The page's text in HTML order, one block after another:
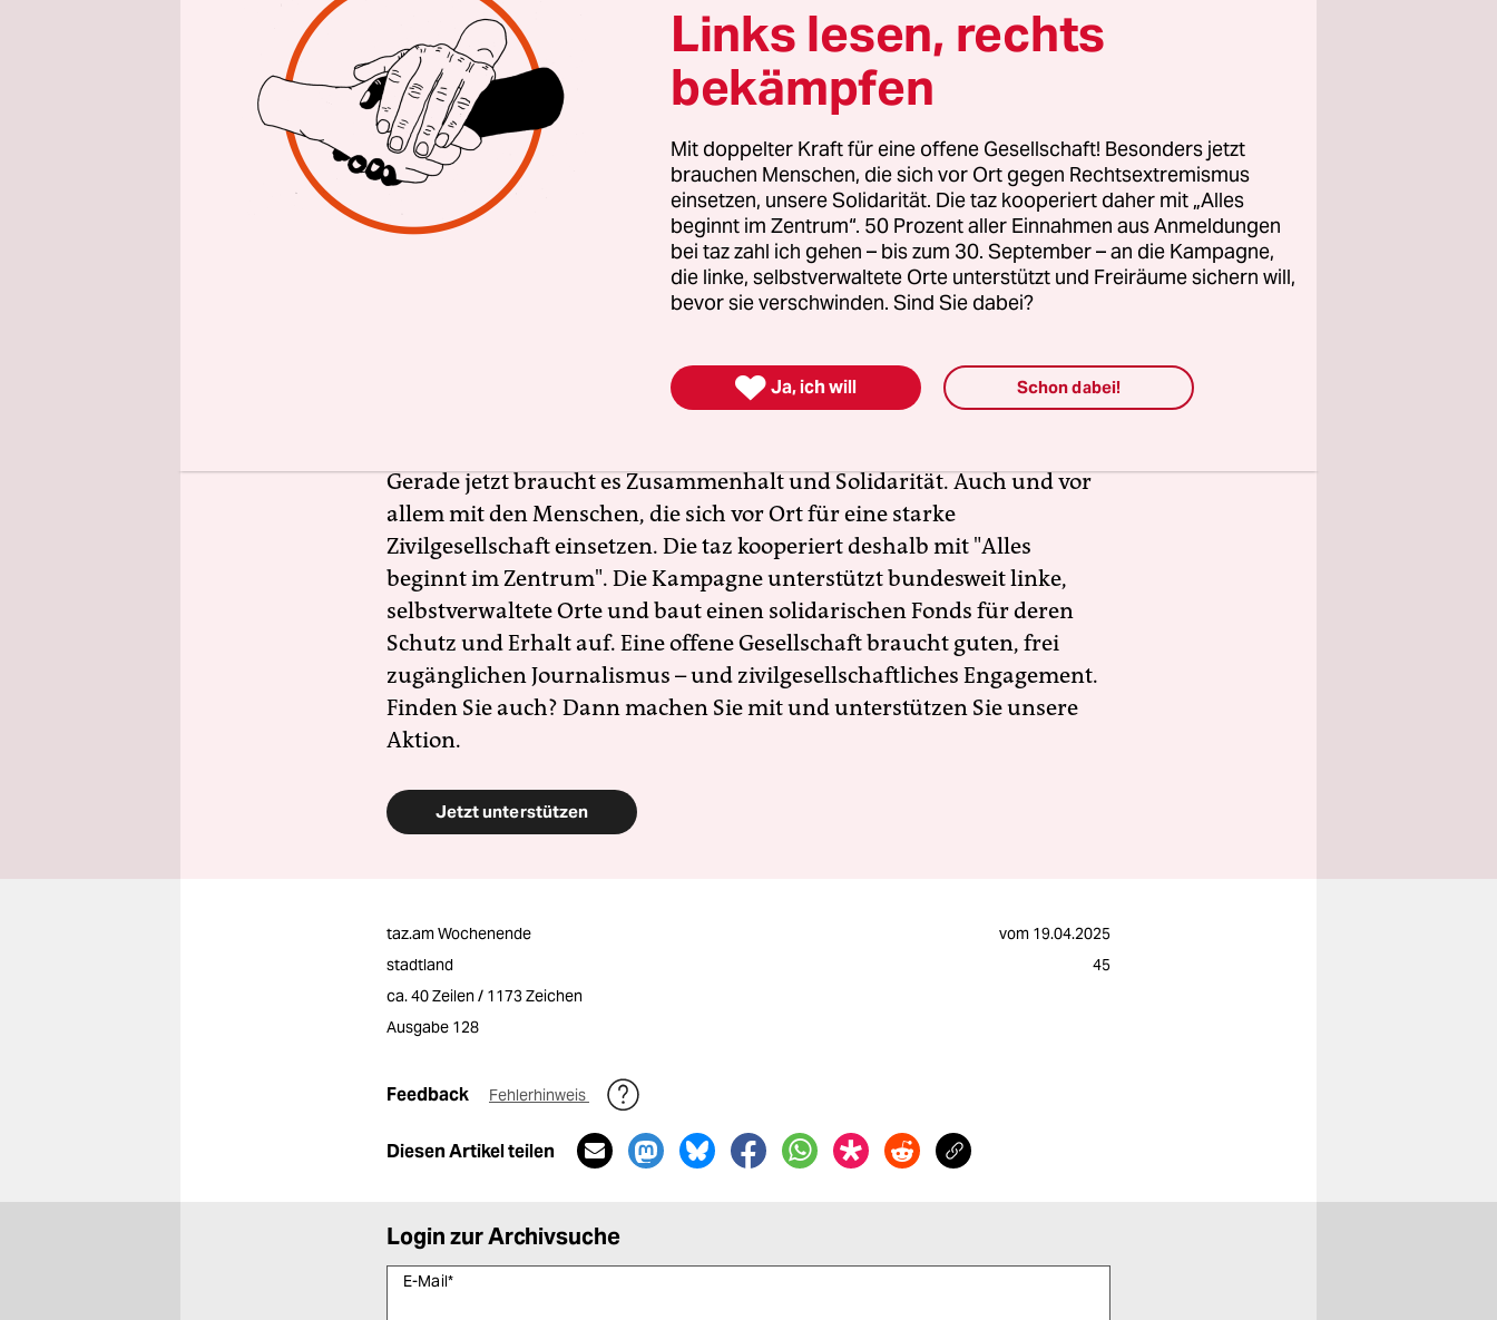
Hamburg-Rahlstedt
95.743 Ein­­wohne­r*in­nen, liegt am nordöst­lichen Rand von
Hamburg. Über den Grünen Ring ist es mit dem Öjen­dorfer See
verbunden, es gibt hier nur wenig ­Gastronomie.
Der drohende Erfolg der AfD bei den kommenden Landtagswahlen
Gerade jetzt braucht es Zusammenhalt und Solidarität. Auch und vor
allem mit den Menschen, die sich vor Ort für eine starke
Zivilgesellschaft einsetzen. Die taz kooperiert deshalb mit "Alles
beginnt im Zentrum". Die Kampagne unterstützt bundesweit linke,
selbstverwaltete Orte und baut einen solidarischen Fonds für deren
Schutz und Erhalt auf. Eine offene Gesellschaft braucht guten, frei
zugänglichen Journalismus – und zivilgesellschaftliches Engagement.
Finden Sie auch? Dann machen Sie mit und unterstützen Sie unsere
Aktion.
Jetzt unterstützen
taz.am Wochenende vom 19.04.2025
stadtland
45
ca. 40 Zeilen / 1173 Zeichen
Ausgabe 128
Feedback Fehlerhinweis
Diesen Artikel teilen
Login zur Archivsuche
E-Mail*
Links lesen, rechts
bekämpfen
Mit doppelter Kraft für eine offene Gesellschaft! Besonders jetzt
brauchen Menschen, die sich vor Ort gegen Rechtsextremismus
einsetzen, unsere Solidarität. Die taz kooperiert daher mit „Alles
beginnt im Zentrum“. 50 Prozent aller Einnahmen aus Anmeldungen
bei taz zahl ich gehen – bis zum 30. September – an die Kampagne,
die linke, selbstverwaltete Orte unterstützt und Freiräume sichern will,
bevor sie verschwinden. Sind Sie dabei?
 Ja, ich will Schon dabei!